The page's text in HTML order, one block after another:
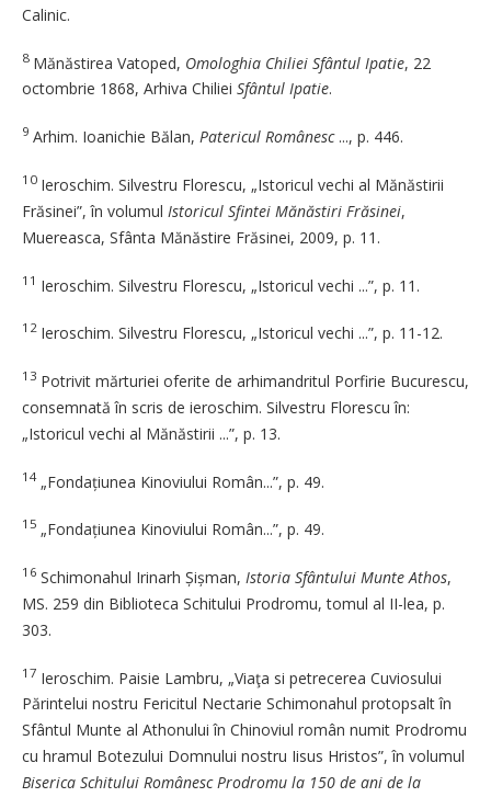
Calinic.
8 Mănăstirea Vatoped, Omologhia Chiliei Sfântul Ipatie, 22
octombrie 1868, Arhiva Chiliei Sfântul Ipatie.
9 Arhim. Ioanichie Bălan, Patericul Românesc ..., p. 446.
10 Ieroschim. Silvestru Florescu, „Istoricul vechi al Mănăstirii
Frăsinei”, în volumul Istoricul Sfintei Mănăstiri Frăsinei,
Muereasca, Sfânta Mănăstire Frăsinei, 2009, p. 11.
11 Ieroschim. Silvestru Florescu, „Istoricul vechi ...”, p. 11.
12 Ieroschim. Silvestru Florescu, „Istoricul vechi ...”, p. 11-12.
13 Potrivit mărturiei oferite de arhimandritul Porfirie Bucurescu,
consemnată în scris de ieroschim. Silvestru Florescu în:
„Istoricul vechi al Mănăstirii ...”, p. 13.
14 „Fondațiunea Kinoviului Român...”, p. 49.
15 „Fondațiunea Kinoviului Român...”, p. 49.
16 Schimonahul Irinarh Șișman, Istoria Sfântului Munte Athos,
MS. 259 din Biblioteca Schitului Prodromu, tomul al II-lea, p.
303.
17 Ieroschim. Paisie Lambru, „Viaţa si petrecerea Cuviosului
Părintelui nostru Fericitul Nectarie Schimonahul protopsalt în
Sfântul Munte al Athonului în Chinoviul român numit Prodromu
cu hramul Botezului Domnului nostru Iisus Hristos”, în volumul
Biserica Schitului Românesc Prodromu la 150 de ani de la